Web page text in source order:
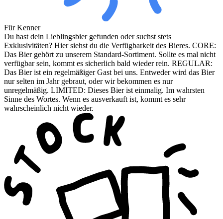
Für Kenner
Du hast dein Lieblingsbier gefunden oder suchst stets
Exklusivitäten? Hier siehst du die Verfügbarkeit des Bieres. CORE:
Das Bier gehört zu unserem Standard-Sortiment. Sollte es mal nicht
verfügbar sein, kommt es sicherlich bald wieder rein. REGULAR:
Das Bier ist ein regelmäßiger Gast bei uns. Entweder wird das Bier
nur selten im Jahr gebraut, oder wir bekommen es nur
unregelmäßig. LIMITED: Dieses Bier ist einmalig. Im wahrsten
Sinne des Wortes. Wenn es ausverkauft ist, kommt es sehr
wahrscheinlich nicht wieder.